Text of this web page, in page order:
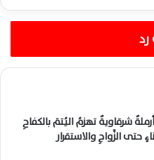
رد
شرقاويةٌ تهزمُ اليُتمَ بالكفاحِ
حتى الزَّواجِ والاستقرار